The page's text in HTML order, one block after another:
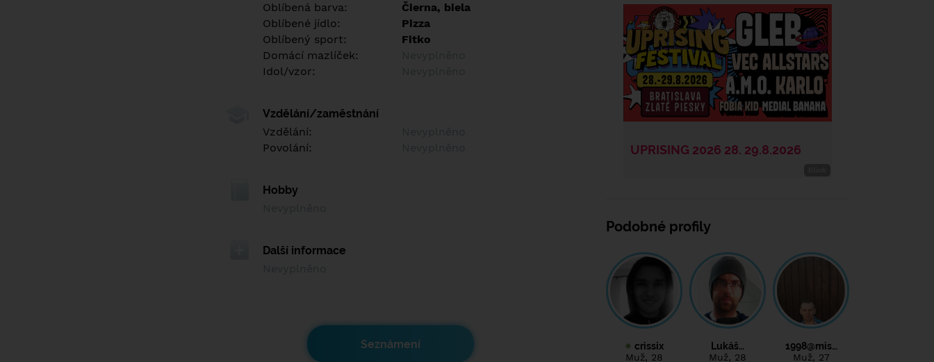
Oblíbená barva:
Čierna, biela
Oblíbené jídlo:
Pizza
Oblíbený sport:
Fitko
Domácí mazlíček:
Idol/vzor:
Vzdělání/zaměstnání
Vzdělání:
Povolání:
Hobby
Další informace
Seznámení
Podobné profily
crissix
Muž, 28
Lukáš…
Muž, 28
1998@mis…
Muž, 27